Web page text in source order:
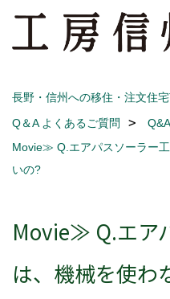
長野・信州への移住・注文住
Q＆A よくあるご質問
Q&A
Movie≫ Q.エアパスソーラー
いの?
Movie≫ Q.エア
は、機械を使わ